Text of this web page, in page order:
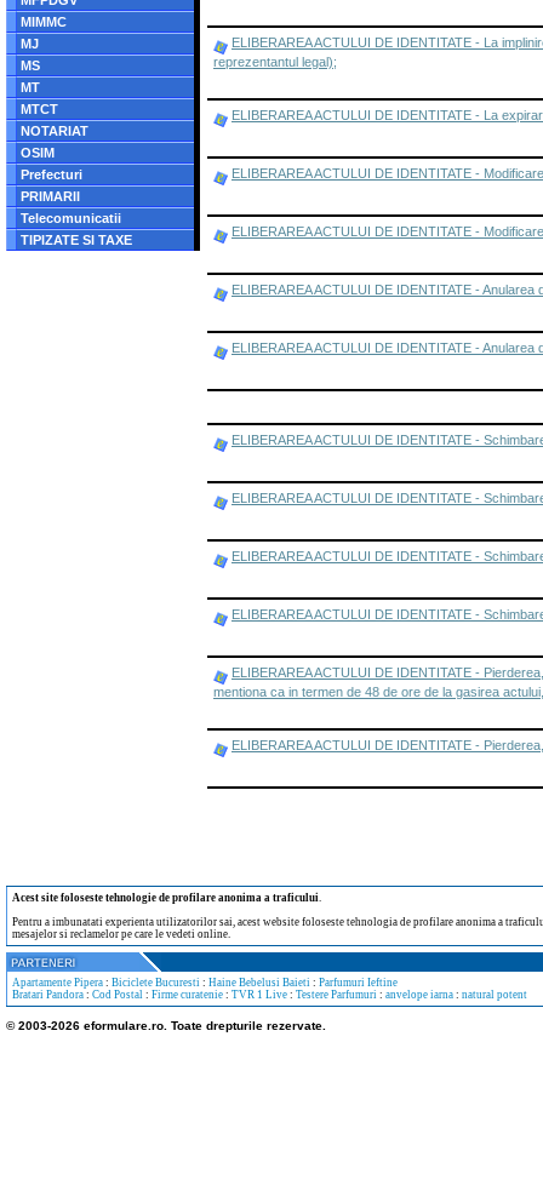
MIMMC
MJ
MS
MT
MTCT
NOTARIAT
OSIM
Prefecturi
PRIMARII
Telecomunicatii
TIPIZATE SI TAXE
ELIBERAREA ACTULUI DE IDENTITATE - La
reprezentantul legal);
ELIBERAREA ACTULUI DE IDENTITATE - La
ELIBERAREA ACTULUI DE IDENTITATE -
ELIBERAREA ACTULUI DE IDENTITATE -
ELIBERAREA ACTULUI DE IDENTITATE -
ELIBERAREA ACTULUI DE IDENTITATE -
ELIBERAREA ACTULUI DE IDENTITATE -
ELIBERAREA ACTULUI DE IDENTITATE -
ELIBERAREA ACTULUI DE IDENTITATE -
ELIBERAREA ACTULUI DE IDENTITATE -
ELIBERAREA ACTULUI DE IDENTITATE -
mentiona ca in termen de 48 de ore de la gasirea
ELIBERAREA ACTULUI DE IDENTITATE -
Acest site foloseste tehnologie de profilare anonima a traficului.
Pentru a imbunatati experienta utilizatorilor sai, acest website foloseste tehnologia de profilare anonima a
mesajelor si reclamelor pe care le vedeti online.
Apartamente Pipera : Biciclete Bucuresti : Haine Bebelusi Baieti : Parfumuri Ieftine
Bratari Pandora : Cod Postal : Firme curatenie : TVR 1 Live : Testere Parfumuri : anvelope iarna : natural potent
© 2003-2026 eformulare.ro. Toate drepturile rezervate.